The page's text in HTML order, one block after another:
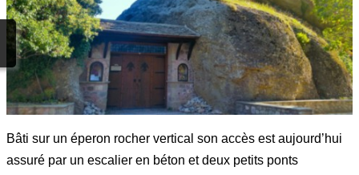
Bâti sur un éperon rocher vertical son accès est aujourd’hui
assuré par un escalier en béton et deux petits ponts